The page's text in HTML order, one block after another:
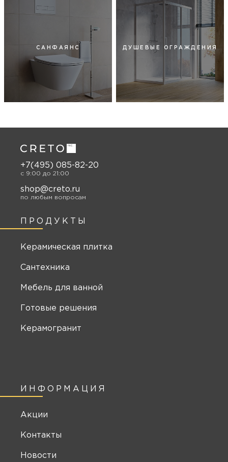
САНФАЯНС ДУШЕВЫЕ ОГРАЖДЕНИЯ
ИНФОРМАЦИЯ
Акции
Контакты
Новости
ПРОДУКТЫ
Керамическая плитка
Сантехника
Мебель для ванной
Готовые решения
Керамогранит
+7(495) 085-82-20
c 9:00 до 21:00
shop@creto.ru
по любым вопросам